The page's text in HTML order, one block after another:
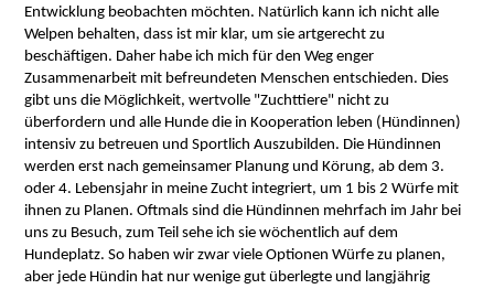
Entwicklung beobachten möchten. Natürlich kann ich nicht alle
Welpen behalten, dass ist mir klar, um sie artgerecht zu
beschäftigen. Daher habe ich mich für den Weg enger
Zusammenarbeit mit befreundeten Menschen entschieden. Dies
gibt uns die Möglichkeit, wertvolle "Zuchttiere" nicht zu
überfordern und alle Hunde die in Kooperation leben (Hündinnen)
intensiv zu betreuen und Sportlich Auszubilden. Die Hündinnen
werden erst nach gemeinsamer Planung und Körung, ab dem 3.
oder 4. Lebensjahr in meine Zucht integriert, um 1 bis 2 Würfe mit
ihnen zu Planen. Oftmals sind die Hündinnen mehrfach im Jahr bei
uns zu Besuch, zum Teil sehe ich sie wöchentlich auf dem
Hundeplatz. So haben wir zwar viele Optionen Würfe zu planen,
aber jede Hündin hat nur wenige gut überlegte und langjährig